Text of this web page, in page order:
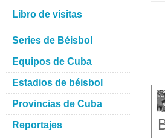
Libro de visitas
Series de Béisbol
Equipos de Cuba
Estadios de béisbol
Provincias de Cuba
Reportajes